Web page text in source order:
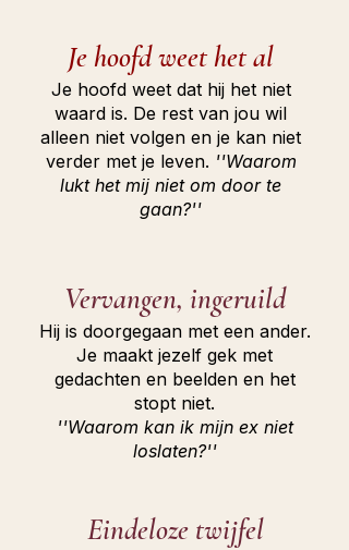
Je hoofd weet het al
Je hoofd weet dat hij het niet
waard is. De rest van jou wil
alleen niet volgen en je kan niet
verder met je leven. ''Waarom
lukt het mij niet om door te
gaan?''
Vervangen, ingeruild
Hij is doorgegaan met een ander.
Je maakt jezelf gek met
gedachten en beelden en het
stopt niet.
''Waarom kan ik mijn ex niet
loslaten?''
Eindeloze twijfel